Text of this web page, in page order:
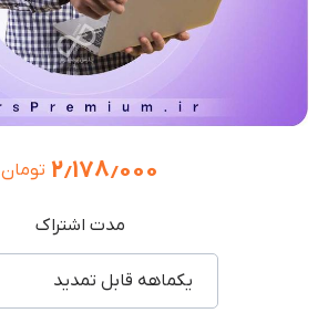
۲٫۱۷۸٫۰۰۰ تومان
مدت اشتراک
یکماهه قابل تمدید